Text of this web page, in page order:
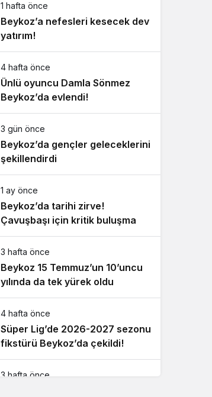
1 hafta önce
Beykoz’a nefesleri kesecek dev
yatırım!
4 hafta önce
Ünlü oyuncu Damla Sönmez
Beykoz’da evlendi!
3 gün önce
Beykoz’da gençler geleceklerini
şekillendirdi
1 ay önce
Beykoz’da tarihi zirve!
Çavuşbaşı için kritik buluşma
3 hafta önce
Beykoz 15 Temmuz’un 10’uncu
yılında da tek yürek oldu
4 hafta önce
Süper Lig’de 2026-2027 sezonu
fikstürü Beykoz’da çekildi!
3 hafta önce